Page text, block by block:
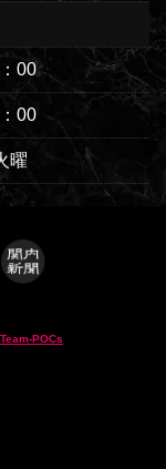
00
00
曜
Team-POCs